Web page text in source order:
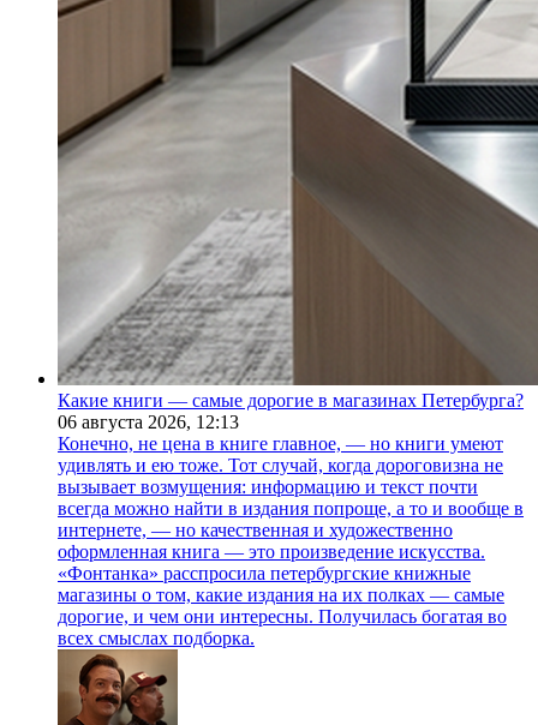
Какие книги — самые дорогие в магазинах Петербурга?
06 августа 2026, 12:13
Конечно, не цена в книге главное, — но книги умеют
удивлять и ею тоже. Тот случай, когда дороговизна не
вызывает возмущения: информацию и текст почти
всегда можно найти в издания попроще, а то и вообще в
интернете, — но качественная и художественно
оформленная книга — это произведение искусства.
«Фонтанка» расспросила петербургские книжные
магазины о том, какие издания на их полках — самые
дорогие, и чем они интересны. Получилась богатая во
всех смыслах подборка.